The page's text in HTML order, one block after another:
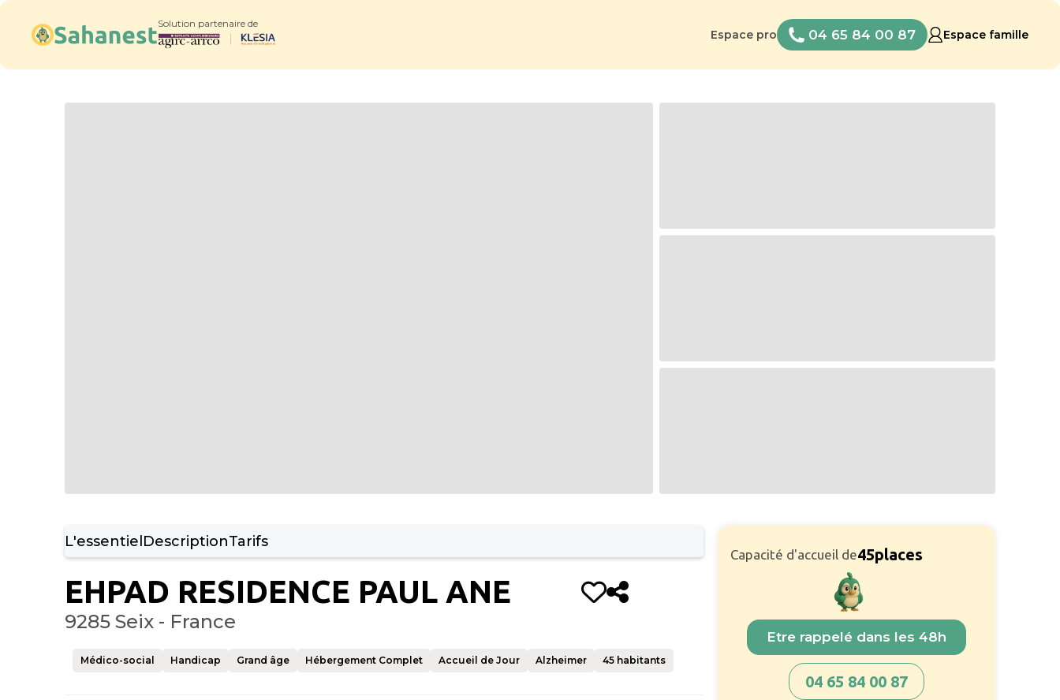
Solution partenaire de
Espace pro 04 65 84 00 87 Espace famille
L'essentielDescriptionTarifs
EHPAD RESIDENCE PAUL ANE
9285 Seix - France
Médico-social Handicap Grand âge Hébergement Complet Accueil de Jour Alzheimer 45 habitants
Capacité d'accueil de45places
Etre rappelé dans les 48h
04 65 84 00 87